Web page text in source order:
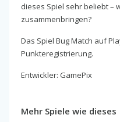
dieses Spiel sehr beliebt –
zusammenbringen?
Das Spiel Bug Match auf
Punkteregistrierung.
Entwickler: GamePix
Mehr Spiele wie dieses